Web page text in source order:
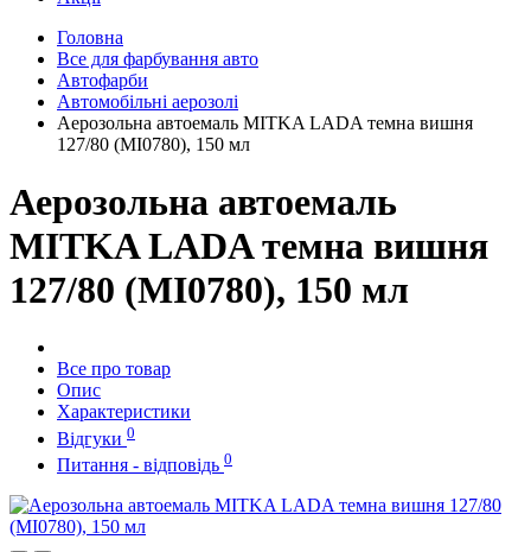
Головна
Все для фарбування авто
Автофарби
Автомобільні аерозолі
Аерозольна автоемаль MITKA LADA темна вишня
127/80 (MI0780), 150 мл
Аерозольна автоемаль
MITKA LADA темна вишня
127/80 (MI0780), 150 мл
Все про товар
Опис
Характеристики
Відгуки 0
Питання - відповідь 0